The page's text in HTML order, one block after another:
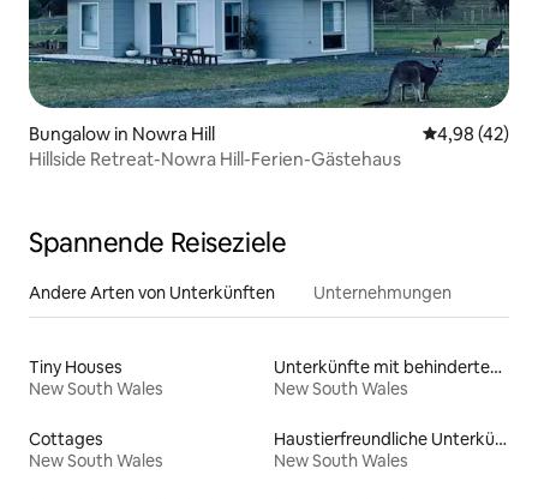
Bungalow in Nowra Hill
4,98 (42)
Hillside Retreat-Nowra Hill-Ferien-Gästehaus
Spannende Reiseziele
Andere Arten von Unterkünften Unternehmungen
Tiny Houses
New South Wales
Unterkünfte mit behindertengerechtem WC
New South Wales
Cottages
New South Wales
Haustierfreundliche Unterkünfte
New South Wales